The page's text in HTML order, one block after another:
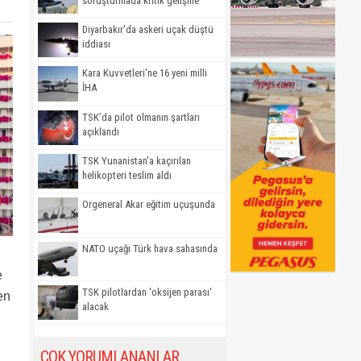
Diyarbakır'da askeri uçak düştü
iddiası
Kara Kuvvetleri'ne 16 yeni milli
İHA
TSK’da pilot olmanın şartları
açıklandı
TSK Yunanistan'a kaçırılan
helikopteri teslim aldı
Orgeneral Akar eğitim uçuşunda
NATO uçağı Türk hava sahasında
TSK pilotlardan 'oksijen parası'
alacak